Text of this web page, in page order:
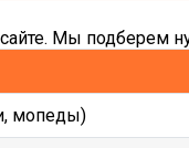
Мы подберем
мопеды)